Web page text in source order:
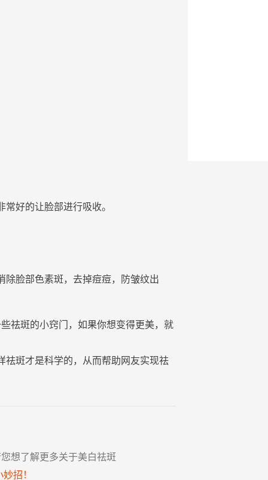
常好的让脸部进行吸收。
除脸部色素斑， 去掉痘痘，防皱纹出
祛斑的小窍门，如果你想变得更美，就
祛斑才是科学的，从而帮助网友实现祛
想了解更多关于美白祛斑
招！